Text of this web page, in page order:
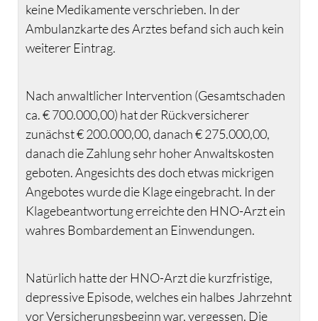
keine Medikamente verschrieben. In der
Ambulanzkarte des Arztes befand sich auch kein
weiterer Eintrag.
Nach anwaltlicher Intervention (Gesamtschaden
ca. € 700.000,00) hat der Rückversicherer
zunächst € 200.000,00, danach € 275.000,00,
danach die Zahlung sehr hoher Anwaltskosten
geboten. Angesichts des doch etwas mickrigen
Angebotes wurde die Klage eingebracht. In der
Klagebeantwortung erreichte den HNO-Arzt ein
wahres Bombardement an Einwendungen.
Natürlich hatte der HNO-Arzt die kurzfristige,
depressive Episode, welches ein halbes Jahrzehnt
vor Versicherungsbeginn war, vergessen. Die